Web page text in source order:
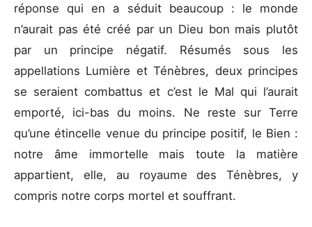
réponse qui en a séduit beaucoup : le monde
n’aurait pas été créé par un Dieu bon mais plutôt
par un principe négatif. Résumés sous les
appellations Lumière et Ténèbres, deux principes
se seraient combattus et c’est le Mal qui l’aurait
emporté, ici-bas du moins. Ne reste sur Terre
qu’une étincelle venue du principe positif, le Bien :
notre âme immortelle mais toute la matière
appartient, elle, au royaume des Ténèbres, y
compris notre corps mortel et souffrant.